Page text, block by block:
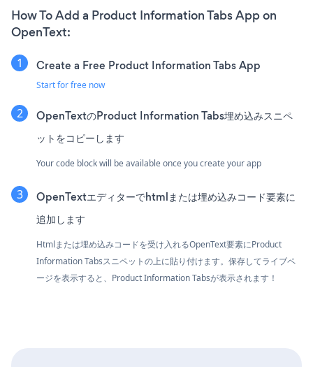
How To Add a Product Information Tabs App on
OpenText:
Create a Free Product Information Tabs App
Start for free now
OpenTextのProduct Information Tabs埋め込みスニペ
ットをコピーします
Your code block will be available once you create your app
OpenTextエディターでhtmlまたは埋め込みコード要素に
追加します
Htmlまたは埋め込みコードを受け入れるOpenText要素にProduct
Information Tabsスニペットの上に貼り付けます。保存してライブペ
ージを表示すると、Product Information Tabsが表示されます！